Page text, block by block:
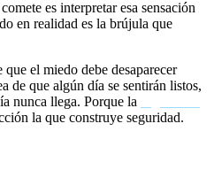
es interpretar esa sensación
en realidad es la brújula que
el miedo debe desaparecer
de que algún día se sentirán listos,
nunca llega. Porque la
la que construye seguridad.